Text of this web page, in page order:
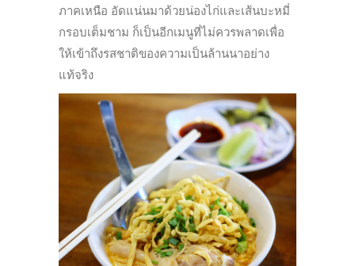
ภาคเหนือ อัดแน่นมาด้วยน่องไก่และเส้นบะหมี่
กรอบเต็มชาม ก็เป็นอีกเมนูที่ไม่ควรพลาดเพื่อ
ให้เข้าถึงรสชาติของความเป็นล้านนาอย่าง
แท้จริง